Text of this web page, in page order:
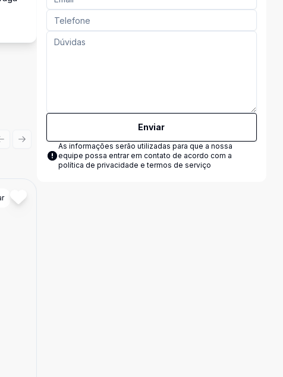
Previous slide
Next slide
Enviar
As informações serão utilizadas para que a nossa
equipe possa entrar em contato de acordo com a
política de privacidade e termos de serviço